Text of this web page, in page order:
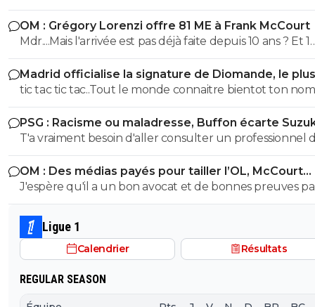
OM : Grégory Lorenzi offre 81 ME à Frank McCourt
Mdr....Mais l'arrivée est pas déjà faite depuis 10 ans ? Et 1
milliard paraît un peu saugrenu comme hypothèse !
attendant prenez Marcin Bulka ! 😂 ohhh un ancien
🤣
Madrid officialise la signature de Diomande, le
transfert de son histoire
tic tac tic tac..Tout le monde connaitre bientot ton nom
prénom et adresse !! tu avais été prévenu... tu continue
ton mariolle ! faudra pas que tu viennes chialer
dernière fois gros bouffon et assumer pour une fois
vie petit provocateur
PSG : Racisme ou maladresse, Buffon écarte
T'a vraiment besoin d'aller consulter un professionnel
santé...tu vois des fachos partout toi gros malade mdr
OM : Des médias payés pour tailler l’OL, McCourt
accusé
J'espère qu'il a un bon avocat et de bonnes preuves
qu'il va vite exploser en vol avec ses différentes
Ligue 1
Calendrier Résultats
REGULAR SEASON